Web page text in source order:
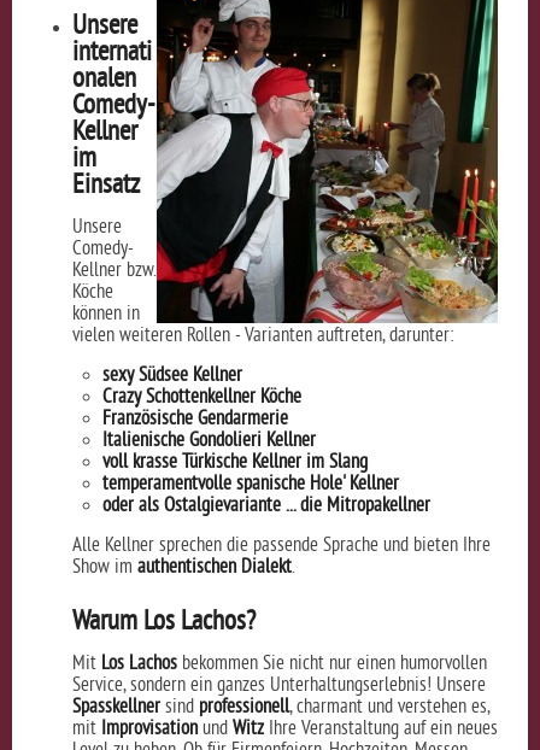
Unsere
internati
onalen
Comedy-
Kellner
im
Einsatz
Unsere
Comedy-
Kellner bzw.
Köche
können in
vielen weiteren Rollen - Varianten auftreten, darunter:
sexy Südsee Kellner
Crazy Schottenkellner Köche
Französische Gendarmerie
Italienische Gondolieri Kellner
voll krasse Türkische Kellner im Slang
temperamentvolle spanische Hole' Kellner
oder als Ostalgievariante ... die Mitropakellner
Alle Kellner sprechen die passende Sprache und bieten Ihre
Show im authentischen Dialekt.
Warum Los Lachos?
Mit Los Lachos bekommen Sie nicht nur einen humorvollen
Service, sondern ein ganzes Unterhaltungserlebnis! Unsere
Spasskellner sind professionell, charmant und verstehen es,
mit Improvisationund Witz Ihre Veranstaltung auf ein neues